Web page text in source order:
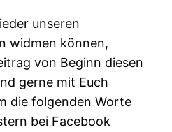
unseren
widmen können,
von Beginn diesen
gerne mit Euch
die folgenden Worte
bei Facebook